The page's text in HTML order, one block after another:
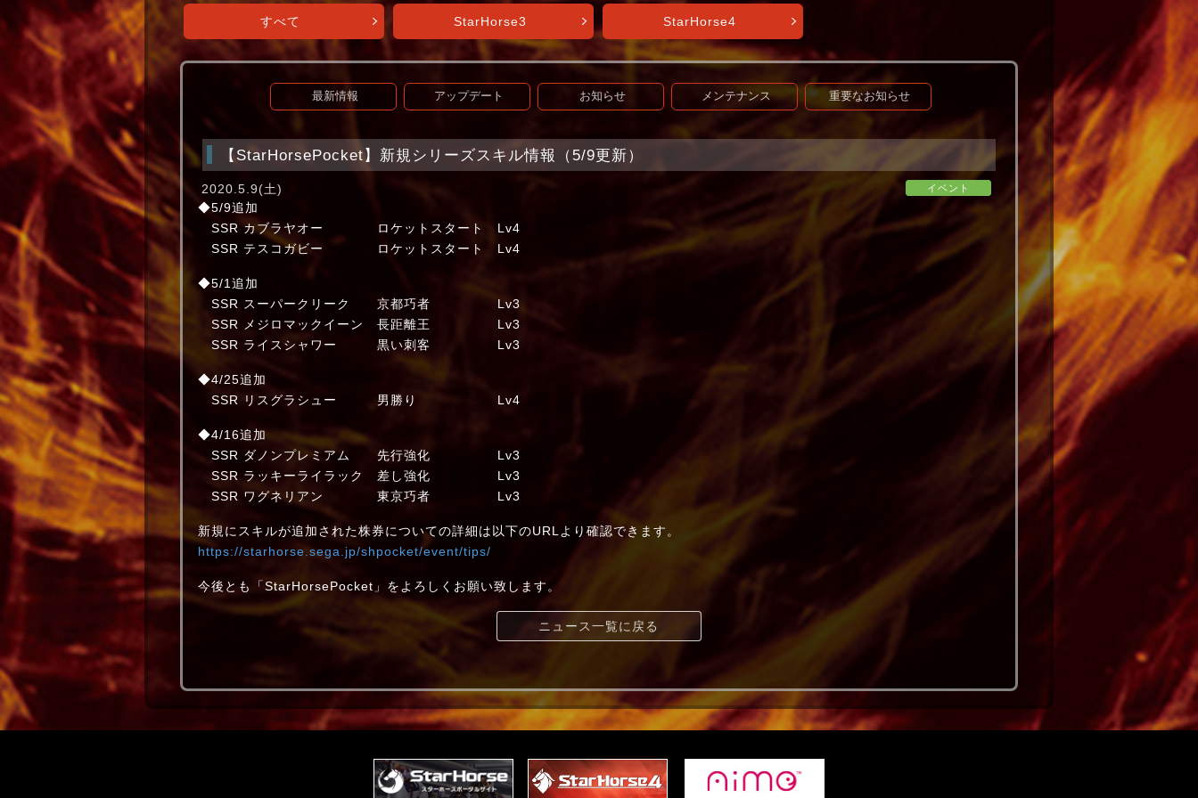
すべて StarHorse3 StarHorse4
最新情報 アップデート お知らせ メンテナンス 重要なお知らせ
【StarHorsePocket】新規シリーズスキル情報（5/9更新）
イベント
2020.5.9(土)
◆5/9追加
SSR カブラヤオー ロケットスタート Lv4
SSR テスコガビー ロケットスタート Lv4
◆5/1追加
SSR スーパークリーク 京都巧者 Lv3
SSR メジロマックイーン 長距離王 Lv3
SSR ライスシャワー 黒い刺客 Lv3
◆4/25追加
SSR リスグラシュー 男勝り Lv4
◆4/16追加
SSR ダノンプレミアム 先行強化 Lv3
SSR ラッキーライラック 差し強化 Lv3
SSR ワグネリアン 東京巧者 Lv3
新規にスキルが追加された株券についての詳細は以下のURLより確認できます。
https://starhorse.sega.jp/shpocket/event/tips/
今後とも「StarHorsePocket」をよろしくお願い致します。
ニュース一覧に戻る